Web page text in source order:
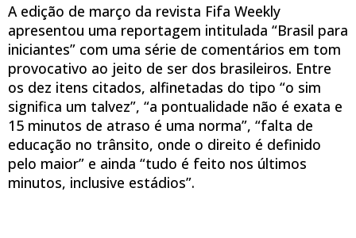
A edição de março da revista Fifa Weekly
apresentou uma reportagem intitulada “Brasil para
iniciantes” com uma série de comentários em tom
provocativo ao jeito de ser dos brasileiros. Entre
os dez itens citados, alfinetadas do tipo “o sim
significa um talvez”, “a pontualidade não é exata e
15 minutos de atraso é uma norma”, “falta de
educação no trânsito, onde o direito é definido
pelo maior” e ainda “tudo é feito nos últimos
minutos, inclusive estádios”.